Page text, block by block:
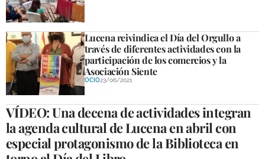
Lucena reivindica el Día del Orgullo a
través de diferentes actividades con la
participación de los comercios y la
Asociación Siente
OCIO23/06/2021
VÍDEO: Una decena de actividades integran
la agenda cultural de Lucena en abril con
especial protagonismo de la Biblioteca en